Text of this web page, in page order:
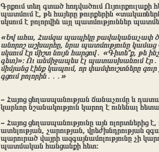
Գրքում տեղ գտած հոդվածում
պատմում է, թե հայերը թուրքերին
սկսում է բոլորվին այլ պատմություններ
«Եվ ահա, Համզա պապիկը բավականաչափ
անորոշ աշխարհը, նրա պատմությունը կամաց
սկսում էր միշտ նույն հարցով․ «Գիտե՞ք, թե
գետ)»։ Ու անմիջապես էլ պատասխանում էր․
միմյանց էինք կապում, որ փամփուշտները
գցում բոլորին․․․»
– Հայոց ցեղասպանության ճանաչումը և
կարևոր նշանակություն կարող է ունենալ
– Հայոց ցեղասպանությունը այն ոլորտներից
ատելության, չարության, վրեժխնդրության
պարուրած վայրի ազգայնամոլությունը չի
պատմական հանցանքի հետ։